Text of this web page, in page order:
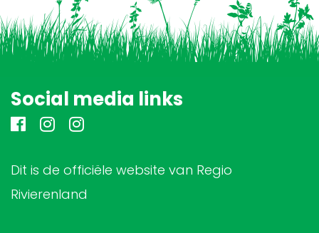
Social media links
Dit is de officiële website van Regio
Rivierenland